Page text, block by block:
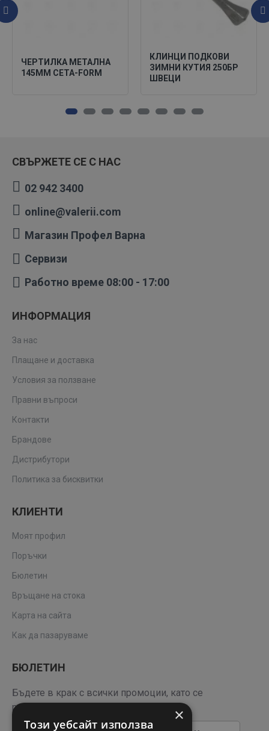
ЧЕРТИЛКА МЕТАЛНА
145ММ CETA-FORM
КЛИНЦИ ПОДКОВИ
ЗИМНИ КУТИЯ 250БР
ШВЕЦИ
СВЪРЖЕТЕ СЕ С НАС
02 942 3400
online@valerii.com
Магазин Профел Варна
Сервизи
Работно време 08:00 - 17:00
ИНФОРМАЦИЯ
За нас
Плащане и доставка
Условия за ползване
Правни въпроси
Контакти
Брандове
Дистрибутори
Политика за бисквитки
КЛИЕНТИ
Моят профил
Поръчки
Бюлетин
Връщане на стока
Карта на сайта
Как да пазаруваме
БЮЛЕТИН
Бъдете в крак с всички промоции, като се
регистрирате за нашия бюлетин
×
Този уебсайт използва